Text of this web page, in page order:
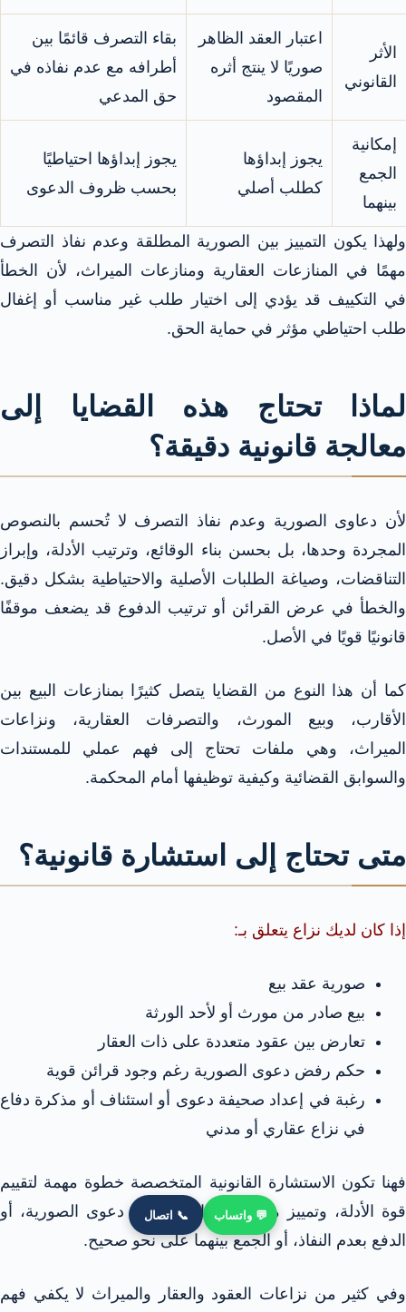
الأثر
القانوني
اعتبار العقد الظاهر
صوريًا لا ينتج أثره
المقصود
بقاء التصرف قائمًا بين
أطرافه مع عدم نفاذه في
حق المدعي
إمكانية
الجمع
بينهما
يجوز إبداؤها
كطلب أصلي
يجوز إبداؤها احتياطيًا
بحسب ظروف الدعوى
ولهذا يكون التمييز بين الصورية المطلقة وعدم نفاذ التصرف
مهمًا في المنازعات العقارية ومنازعات الميراث، لأن الخطأ
في التكييف قد يؤدي إلى اختيار طلب غير مناسب أو إغفال
طلب احتياطي مؤثر في حماية الحق.
لماذا تحتاج هذه القضايا إلى
معالجة قانونية دقيقة؟
لأن دعاوى الصورية وعدم نفاذ التصرف لا تُحسم بالنصوص
المجردة وحدها، بل بحسن بناء الوقائع، وترتيب الأدلة، وإبراز
التناقضات، وصياغة الطلبات الأصلية والاحتياطية بشكل دقيق.
والخطأ في عرض القرائن أو ترتيب الدفوع قد يضعف موقفًا
قانونيًا قويًا في الأصل.
كما أن هذا النوع من القضايا يتصل كثيرًا بمنازعات البيع بين
الأقارب، وبيع المورث، والتصرفات العقارية، ونزاعات
الميراث، وهي ملفات تحتاج إلى فهم عملي للمستندات
والسوابق القضائية وكيفية توظيفها أمام المحكمة.
متى تحتاج إلى استشارة قانونية؟
إذا كان لديك نزاع يتعلق بـ:
صورية عقد بيع
بيع صادر من مورث أو لأحد الورثة
تعارض بين عقود متعددة على ذات العقار
حكم رفض دعوى الصورية رغم وجود قرائن قوية
رغبة في إعداد صحيفة دعوى أو استئناف أو مذكرة دفاع
في نزاع عقاري أو مدني
فهنا تكون الاستشارة القانونية المتخصصة خطوة مهمة لتقييم
قوة الأدلة، وتمييز ما إذا كان الأنسب هو دعوى الصورية، أو
الدفع بعدم النفاذ، أو الجمع بينهما على نحو صحيح.
وفي كثير من نزاعات العقود والعقار والميراث لا يكفي فهم
💬 واتساب 📞 اتصال